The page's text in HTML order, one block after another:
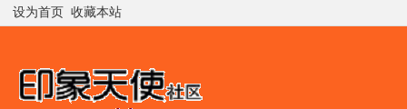
设为首页 收藏本站